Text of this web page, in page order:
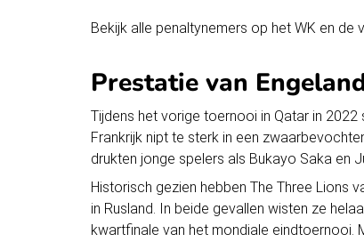
Bekijk alle penaltynemers op het WK en de
Prestatie van
Tijdens het vorige toernooi in Qatar in 2022
Frankrijk nipt te sterk in een
drukten jonge spelers als Bukayo Saka en
Historisch gezien hebben The Three Lions
in Rusland. In beide gevallen wisten ze
kwartfinale van het mondiale eindtoernooi.